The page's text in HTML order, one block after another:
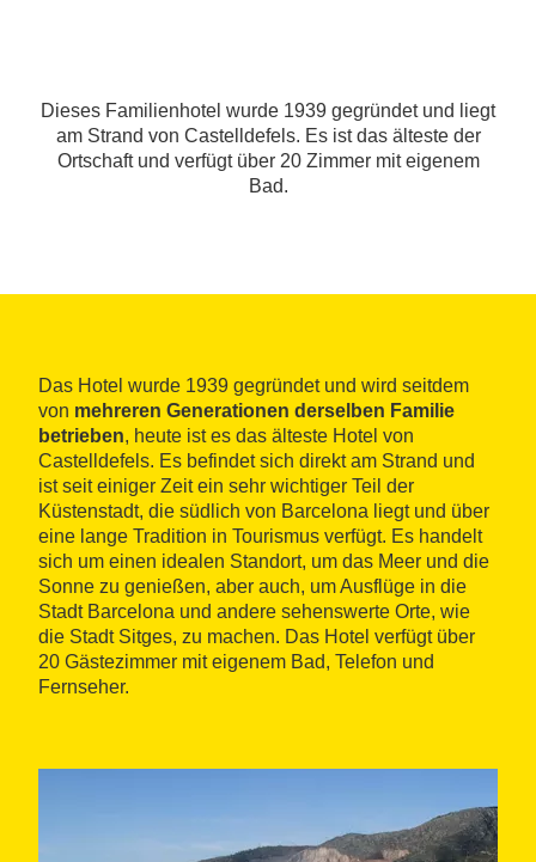
Dieses Familienhotel wurde 1939 gegründet und liegt
am Strand von Castelldefels. Es ist das älteste der
Ortschaft und verfügt über 20 Zimmer mit eigenem
Bad.
Das Hotel wurde 1939 gegründet und wird seitdem
von mehreren Generationen derselben Familie
betrieben, heute ist es das älteste Hotel von
Castelldefels. Es befindet sich direkt am Strand und
ist seit einiger Zeit ein sehr wichtiger Teil der
Küstenstadt, die südlich von Barcelona liegt und über
eine lange Tradition in Tourismus verfügt. Es handelt
sich um einen idealen Standort, um das Meer und die
Sonne zu genießen, aber auch, um Ausflüge in die
Stadt Barcelona und andere sehenswerte Orte, wie
die Stadt Sitges, zu machen. Das Hotel verfügt über
20 Gästezimmer mit eigenem Bad, Telefon und
Fernseher.